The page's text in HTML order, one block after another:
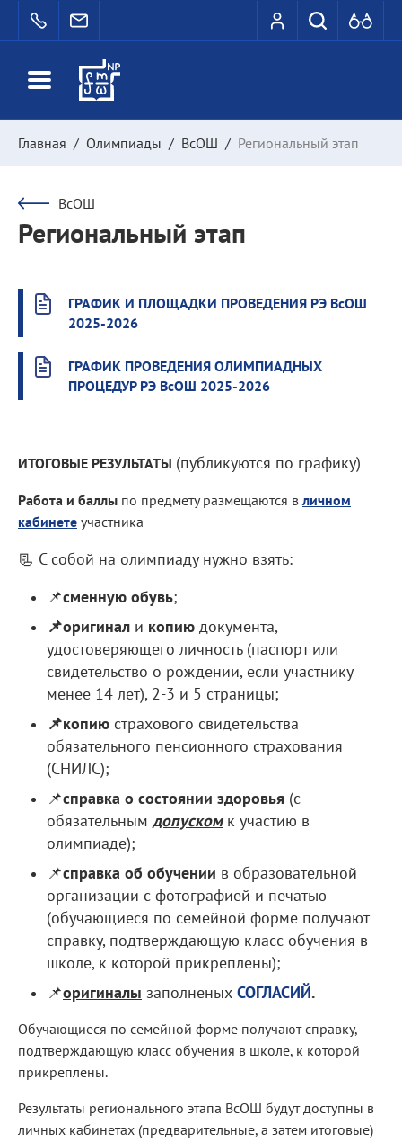
Главная / Олимпиады / ВсОШ / Региональный этап
ВсОШ
Региональный этап
ГРАФИК И ПЛОЩАДКИ ПРОВЕДЕНИЯ РЭ ВсОШ
2025-2026
ГРАФИК ПРОВЕДЕНИЯ ОЛИМПИАДНЫХ
ПРОЦЕДУР РЭ ВсОШ 2025-2026
ИТОГОВЫЕ РЕЗУЛЬТАТЫ (публикуются по графику)
Работа и баллы по предмету размещаются вличном
кабинете участника
📃 С собой на олимпиаду нужно взять:
📌сменную обувь;
📌оригинал и копию документа,
удостоверяющего личность (паспорт или
свидетельство о рождении, если участнику
менее 14 лет), 2-3 и 5 страницы;
📌копию страхового свидетельства
обязательного пенсионного страхования
(СНИЛС);
📌справка о состоянии здоровья (с
обязательным допуском к участию в
олимпиаде);
📌справка об обучении в образовательной
организации с фотографией и печатью
(обучающиеся по семейной форме получают
справку, подтверждающую класс обучения в
школе, к которой прикреплены);
📌оригиналы заполненых СОГЛАСИЙ.
Обучающиеся по семейной форме получают справку,
подтверждающую класс обучения в школе, к которой
прикреплены.
Результаты регионального этапа ВсОШ будут доступны в
личных кабинетах (предварительные, а затем итоговые)